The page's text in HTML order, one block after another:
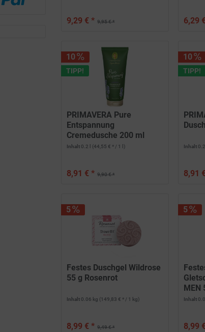
9,95 € *
9,29 € * 6,29
10
TIPP!
PRIMAVERA Pure
Entspannung
Cremedusche 200 ml
Inhalt 0.2 l (44,55 € * / 1 l)
9,90 € *
8,91 € *
10
TIPP!
Inhalt 0.2
8,91
5
Festes Duschgel Wildrose
55 g Rosenrot
Inhalt 0.06 kg (149,83 € * / 1 kg)
9,49 € *
8,99 € *
5
MEN
Inhalt
8,99